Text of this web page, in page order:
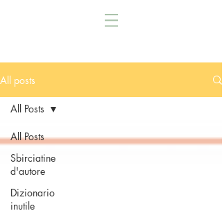
All posts
All Posts
Sbirciatine
d'autore
Dizionario
inutile
All Posts